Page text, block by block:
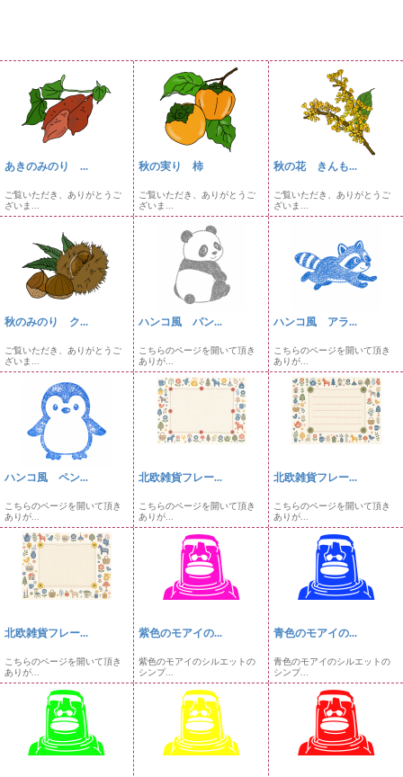
あきのみのり ...
ご覧いただき、ありがとうご
ざいま...
秋の実り 柿
ご覧いただき、ありがとうご
ざいま...
秋の花 きんも...
ご覧いただき、ありがとうご
ざいま...
秋のみのり ク...
ご覧いただき、ありがとうご
ざいま...
ハンコ風 パン...
こちらのページを開いて頂き
ありが...
ハンコ風 アラ...
こちらのページを開いて頂き
ありが...
ハンコ風 ペン...
こちらのページを開いて頂き
ありが...
北欧雑貨フレー...
こちらのページを開いて頂き
ありが...
北欧雑貨フレー...
こちらのページを開いて頂き
ありが...
北欧雑貨フレー...
こちらのページを開いて頂き
ありが...
紫色のモアイの...
紫色のモアイのシルエットの
シンプ...
青色のモアイの...
青色のモアイのシルエットの
シンプ...